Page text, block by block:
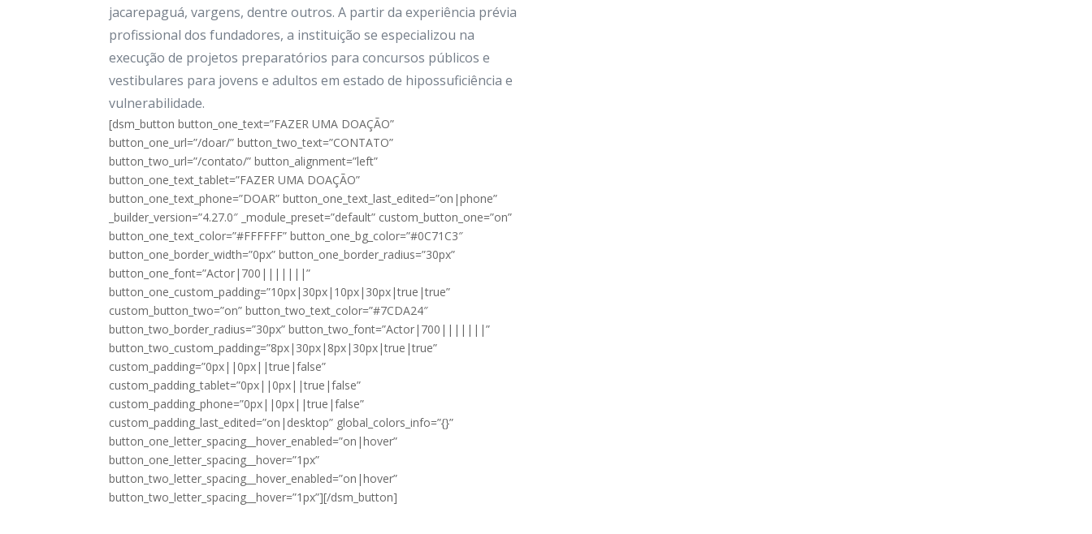
jacarepaguá, vargens, dentre outros. A partir da experiência prévia
profissional dos fundadores, a instituição se especializou na
execução de projetos preparatórios para concursos públicos e
vestibulares para jovens e adultos em estado de hipossuficiência e
vulnerabilidade.
[dsm_button button_one_text=”FAZER UMA DOAÇÃO”
button_one_url=”/doar/” button_two_text=”CONTATO”
button_two_url=”/contato/” button_alignment=”left”
button_one_text_tablet=”FAZER UMA DOAÇÃO”
button_one_text_phone=”DOAR” button_one_text_last_edited=”on|phone”
_builder_version=”4.27.0″ _module_preset=”default” custom_button_one=”on”
button_one_text_color=”#FFFFFF” button_one_bg_color=”#0C71C3″
button_one_border_width=”0px” button_one_border_radius=”30px”
button_one_font=”Actor|700|||||||”
button_one_custom_padding=”10px|30px|10px|30px|true|true”
custom_button_two=”on” button_two_text_color=”#7CDA24″
button_two_border_radius=”30px” button_two_font=”Actor|700|||||||”
button_two_custom_padding=”8px|30px|8px|30px|true|true”
custom_padding=”0px||0px||true|false”
custom_padding_tablet=”0px||0px||true|false”
custom_padding_phone=”0px||0px||true|false”
custom_padding_last_edited=”on|desktop” global_colors_info=”{}”
button_one_letter_spacing__hover_enabled=”on|hover”
button_one_letter_spacing__hover=”1px”
button_two_letter_spacing__hover_enabled=”on|hover”
button_two_letter_spacing__hover=”1px”][/dsm_button]